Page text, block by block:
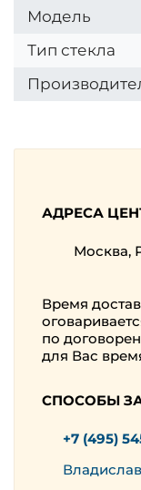
Модель
Тип стекла
АДРЕСА
Москва,
Время
по
для Вас
СПОСОБЫ
+7 (495)
Владислав